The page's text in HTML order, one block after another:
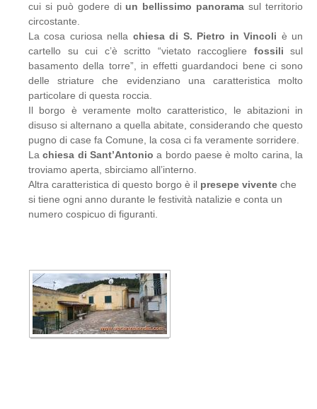
cui si può godere di un bellissimo panoramasul territorio
circostante.
La cosa curiosa nella chiesa di S. Pietro in Vincoli è un
cartello su cui c’è scritto “vietato raccogliere fossili sul
basamento della torre”, in effetti guardandoci bene ci sono
delle striature che evidenziano una caratteristica molto
particolare di questa roccia.
Il borgo è veramente molto caratteristico, le abitazioni in
disuso si alternano a quella abitate, considerando che questo
pugno di case fa Comune, la cosa ci fa veramente sorridere.
Lachiesa di Sant’Antonio a bordo paese è molto carina, la
troviamo aperta, sbirciamo all’interno.
Altra caratteristica di questo borgo è il presepe vivente che
si tiene ogni anno durante le festività natalizie e conta un
numero cospicuo di figuranti.